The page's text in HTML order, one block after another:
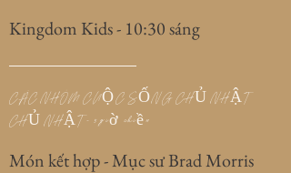
Kingdom Kids - 10:30 sáng
CÁC NHÓM CUỘC SỐNG CHỦ NHẬT
CHỦ NHẬT - 5 giờ chiều
Món kết hợp - Mục sư Brad Morris